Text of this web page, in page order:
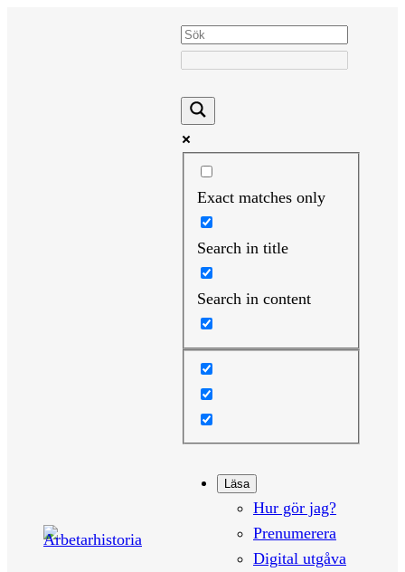
Exact matches only
Search in title
Search in content
Läsa
Hur gör jag?
Prenumerera
Digital utgåva